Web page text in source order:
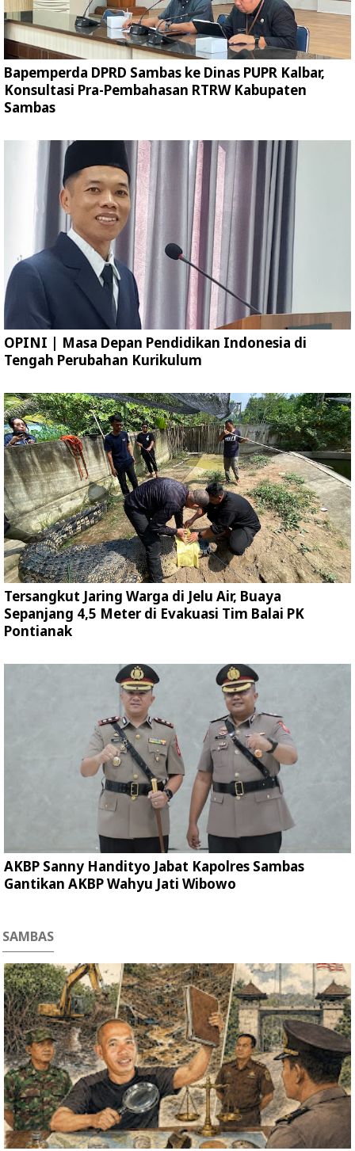
Bapemperda DPRD Sambas ke Dinas PUPR Kalbar,
Konsultasi Pra-Pembahasan RTRW Kabupaten
Sambas
OPINI | Masa Depan Pendidikan Indonesia di
Tengah Perubahan Kurikulum
Tersangkut Jaring Warga di Jelu Air, Buaya
Sepanjang 4,5 Meter di Evakuasi Tim Balai PK
Pontianak
AKBP Sanny Handityo Jabat Kapolres Sambas
Gantikan AKBP Wahyu Jati Wibowo
SAMBAS